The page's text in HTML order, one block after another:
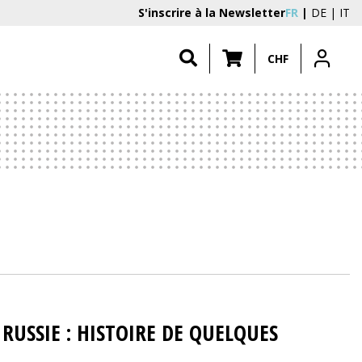
S'inscrire à la NewsletterFR DE IT
CHF
: HISTOIRE DE QUELQUES